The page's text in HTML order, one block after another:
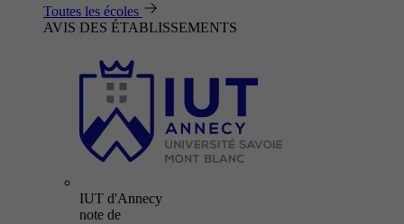
Toutes les écoles
AVIS DES ÉTABLISSEMENTS
IUT d'Annecy
note de